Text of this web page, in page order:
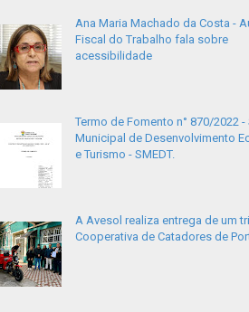
Ana Maria Machado da Costa -
Fiscal do Trabalho fala sobre
acessibilidade
Termo de Fomento n° 870/2022 -
Municipal de Desenvolvimento
e Turismo - SMEDT.
A Avesol realiza entrega de um
Cooperativa de Catadores de